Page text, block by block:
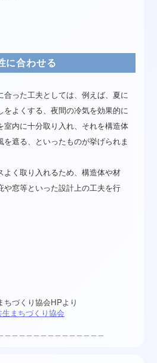
に合わせる
合った工夫としては、例えば、夏に
をよくする、夜間の冷気を効果的に
室内に十分取り入れ、それを構造体
を遮る、といったものが挙げられま
よく取り入れるため、構造体や材
や窓等といった設計上の工夫を行
ちづくり協会HPより
まちづくり協会